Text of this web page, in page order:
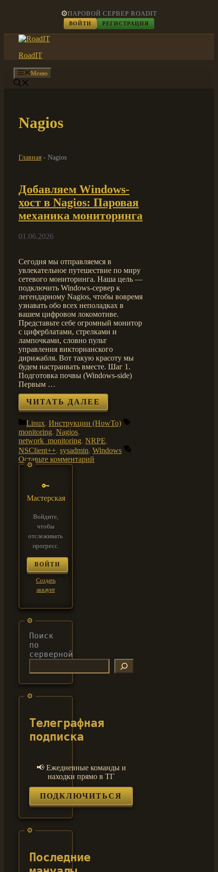
⚙️ПАРОВОЙ СЕРВЕР ROADIT
ВОЙТИ РЕГИСТРАЦИЯ
RoadIT
Меню
Nagios
Главная - Nagios
Добавляем Windows-
хост в Nagios: Паровая
механика мониторинга
01.06.2026
Сегодня мы отправляемся в
увлекательное путешествие по миру
сетевого мониторинга. Наша цель —
подключить Windows-сервер к
легендарному Nagios, чтобы вовремя
узнавать обо всех неполадках в
вашем цифровом локомотиве.
Представьте себе огромный монитор
с циферблатами, стрелками и
лампочками, словно пульт
управления викторианского
дирижабля. Вот такую красоту мы
будем настраивать вместе. Шаг 1.
Подготовка почвы (Windows-side)
Первым …
ЧИТАТЬ ДАЛЕЕ
Рубрики
Linux, Инструкции (HowTo)
monitoring, Nagios,
network_monitoring, NRPE,
NSClient++, sysadmin, Windows
Оставьте комментарий
🔑
Мастерская
Войдите,
чтобы
отслеживать
прогресс.
ВОЙТИ
Создать
аккаунт
Поиск
по
серверной
Телеграфная
подписка
📢 Ежедневные команды и
находки прямо в ТГ
ПОДКЛЮЧИТЬСЯ
Последние